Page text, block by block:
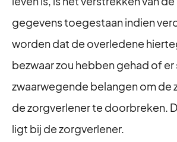
gegevens toegestaan indien
worden dat de overledene
bezwaar zou hebben gehad of er
zwaarwegende belangen om de
de zorgverlener te doorbreken.
ligt bij de zorgverlener.